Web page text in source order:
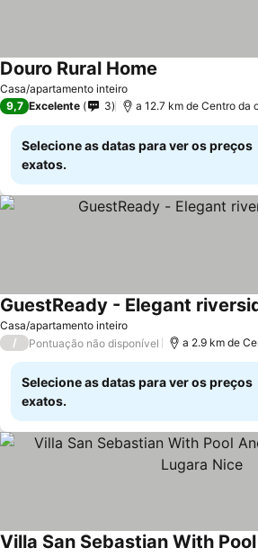
Casa/apartamento inteiro
Douro Rural Home
9,7 Excelente 3 a 12.7 km de Centro da
Selecione as datas para ver os preços
exatos.
Casa/apartamento inteiro
GuestReady - Elegant
/ Pontuação não disponível a 2.9 km de
Selecione as datas para ver os preços
exatos.